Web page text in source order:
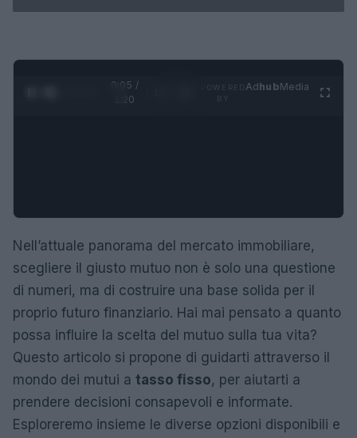
0:05 /
1:20
AdhubMedia
Nell’attuale panorama del mercato immobiliare,
scegliere il giusto mutuo non è solo una questione
di numeri, ma di costruire una base solida per il
proprio futuro finanziario. Hai mai pensato a quanto
possa influire la scelta del mutuo sulla tua vita?
Questo articolo si propone di guidarti attraverso il
mondo dei mutui a tasso fisso, per aiutarti a
prendere decisioni consapevoli e informate.
Esploreremo insieme le diverse opzioni disponibili e